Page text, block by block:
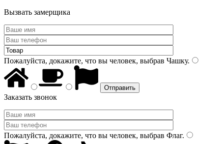
Вызвать замерщика
Пожалуйста, докажите, что вы человек, выбрав Чашку.
Заказать звонок
Пожалуйста, докажите, что вы человек, выбрав Флаг.